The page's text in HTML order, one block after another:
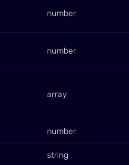
number
number
array
number
string